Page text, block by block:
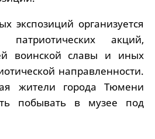
экспозиций организуется
акций,
воинской славы и иных
направленности.
жители города Тюмени
побывать в музее под